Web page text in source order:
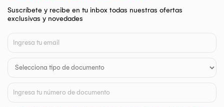
Suscríbete y recibe en tu inbox todas nuestras ofertas
exclusivas y novedades